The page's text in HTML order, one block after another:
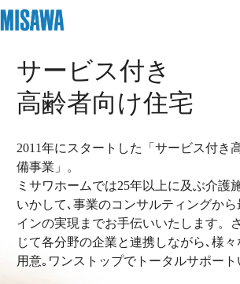
住まい
建てる [注文住宅]
商品ラインアップ
デザイン
テクノロジー（住まいの性能）
建築事例・建築実例
土地活用
個人のお客さま
賃貸住宅
賃貸併用住宅
リフォーム
戸建て・マンション
ミサワリフォームとは
まちづくり
複合開発・投資開発
サービス付き
高齢者向け住宅
2011年にスタートした
「サービス付き
備事業」。
ミサワホームでは25年以上に及ぶ介護
いかして､ 事業のコンサルティングか
インの実現までお手伝いいたします。
じて各分野の企業と連携しながら､ 様々
用意｡ ワンストップでトータルサポート